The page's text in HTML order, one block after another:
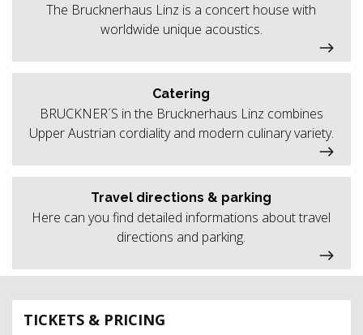
TICKETS & PRICING
The Brucknerhaus Linz is a concert house with
worldwide unique acoustics.
Catering
BRUCKNER´S in the Brucknerhaus Linz combines
Upper Austrian cordiality and modern culinary variety.
Travel directions & parking
Here can you find detailed informations about travel
directions and parking.